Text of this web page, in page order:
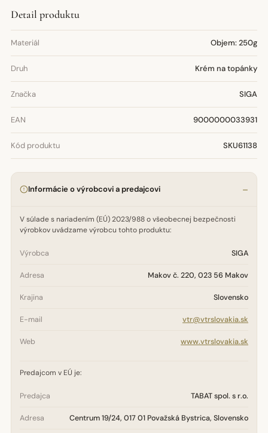
Detail produktu
Materiál Objem: 250g
Druh Krém na topánky
Značka SIGA
EAN 9000000033931
Kód produktu SKU61138
Informácie o výrobcovi a predajcovi
V súlade s nariadením (EÚ) 2023/988 o všeobecnej bezpečnosti
výrobkov uvádzame výrobcu tohto produktu:
Výrobca SIGA
Adresa Makov č. 220, 023 56 Makov
Krajina Slovensko
E-mail vtr@vtrslovakia.sk
Web www.vtrslovakia.sk
Predajcom v EÚ je:
Predajca TABAT spol. s r.o.
Adresa Centrum 19/24, 017 01 Považská Bystrica, Slovensko